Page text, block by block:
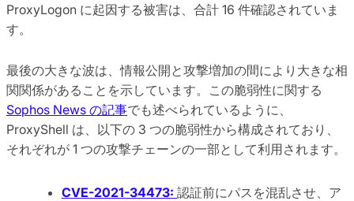
ProxyLogon に起因する被害は、合計 16 件確認されていま
す。
最後の大きな波は、情報公開と攻撃増加の間により大きな相
関関係があることを示しています。この脆弱性に関する
Sophos News の記事でも述べられているように、
ProxyShell は、以下の 3 つの脆弱性から構成されており、
それぞれが 1 つの攻撃チェーンの一部として利用されます。
CVE-2021-34473: 認証前にパスを混乱させ、ア